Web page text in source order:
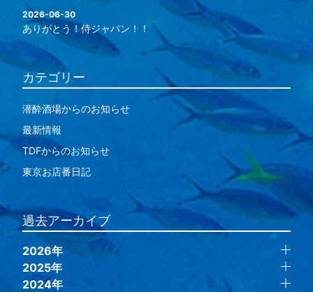
2026-06-30
ありがとう！侍ジャパン！！
カテゴリー
潜酔酒場からのお知らせ
最新情報
TDFからのお知らせ
東京お店番日記
過去アーカイブ
2026年
2025年
2024年